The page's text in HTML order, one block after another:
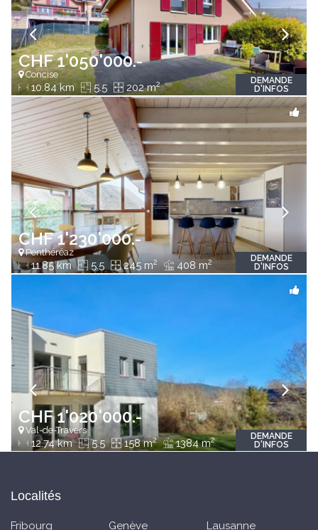
CHF 1'050'000.-
Concise
10.84 km 5.5 202 m2
DEMANDE
D'INFOS
CHF 1'230'000.-
Penthéréaz
11.85 km 5.5 245 m2 408 m2
DEMANDE
D'INFOS
CHF 1'020'000.-
Val-de-Travers
12.74 km 5.5 158 m2 1384 m2
DEMANDE
D'INFOS
Localités
Fribourg Genève
Lausanne